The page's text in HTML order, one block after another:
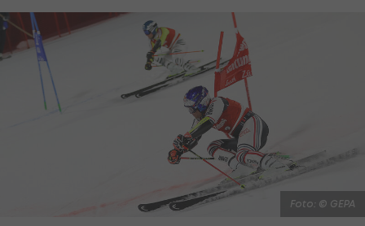
Foto: © GEPA